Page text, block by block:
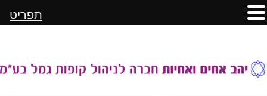
תפריט